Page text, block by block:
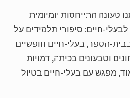
התייחסות יומיומית
חיים: סיפורי תלמידים על
הספר, בעלי-חיים חופשיים
בכיתה, דמויות
מפגש עם בעלי-חיים בטיול